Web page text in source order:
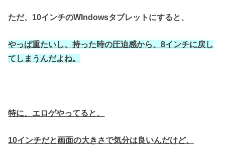
ただ、10インチのWIndowsタブレットにすると、
やっぱ重たいし、持った時の圧迫感から、8インチに戻し
てしまうんだよね。
特に、エロゲやってると、
10インチだと画面の大きさで気分は良いんだけど、